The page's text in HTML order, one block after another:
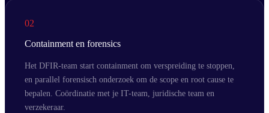
02
Containment en forensics
Het DFIR-team start containment om verspreiding te stoppen,
en parallel forensisch onderzoek om de scope en root cause te
bepalen. Coördinatie met je IT-team, juridische team en
verzekeraar.